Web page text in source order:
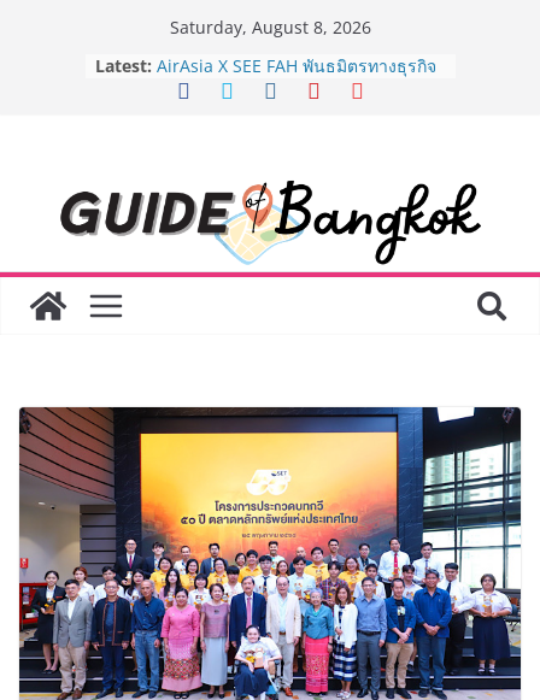
Saturday, August 8, 2026
Latest: AirAsia X SEE FAH พันธมิตรทางธุรกิจ
ยาวนานกว่า 20 ปี ต่อยอดเสิร์ฟความ
“BIO TRADE CONNECT 2026” ยก
ระดับผลิตภัณฑ์ท้องถิ่นสู่ตลาดเชิง
พาณิชย์อย่างยั่งยืน
LORDNINE จัดศึกคนดังสายเกม ไทย
ปะทะ ฟิลิปปินส์ ใน “Rise of the Tenth
ได้เตรียมนักเรียนเพียงเพื่อก้าวเข้าสู่
มหาวิทยาลัยเท่านั้น แต่ยังเตรียมพวก
เขาให้พร้อมเป็นผู้กำหนดอนาคต”
8.8 “ซูเลียน” รวมพลังนักธุรกิจทั่ว
ประเทศ จัดประชุมใหญ่แห่งปี พบ CEO
“ดร.ปิยะวัฒน์” ถ่ายทอดวิสัยทัศน์ธุรกิจ
พร้อมฟรีคอนเสิร์ต “โชค รถแห่” ยกวง